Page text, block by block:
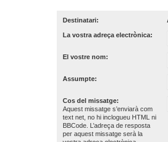
Destinatari:
La vostra adreça electrònica:
El vostre nom:
Assumpte:
Cos del missatge:
Aquest missatge s’enviarà com
text net, no hi inclogueu HTML ni
BBCode. L’adreça de resposta
per aquest missatge serà la